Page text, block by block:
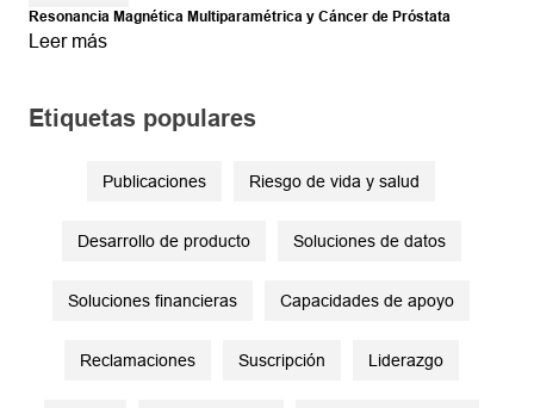
Resonancia Magnética Multiparamétrica y Cáncer de Próstata
Leer más
Etiquetas populares
Publicaciones Riesgo de vida y salud
Desarrollo de producto Soluciones de datos
Soluciones financieras Capacidades de apoyo
Reclamaciones Suscripción Liderazgo